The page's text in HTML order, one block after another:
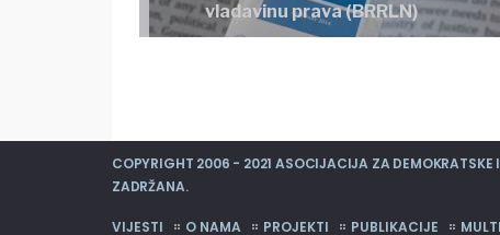
vladavinu prava (BRRLN)
COPYRIGHT 2006 - 2021 ASOCIJACIJA ZA
ZADRŽANA.
VIJESTI O NAMA PROJEKTI PUBLIKACIJE